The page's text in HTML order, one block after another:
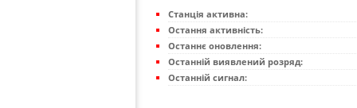
Станція активна:
Остання активність:
Останнє оновлення:
Останній виявлений розряд:
Останній сигнал: